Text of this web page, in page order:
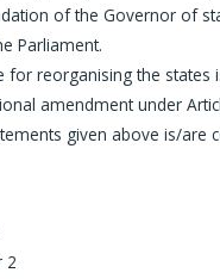
of the Governor of
Parliament.
for reorganising the states
amendment under
given above is/are
2